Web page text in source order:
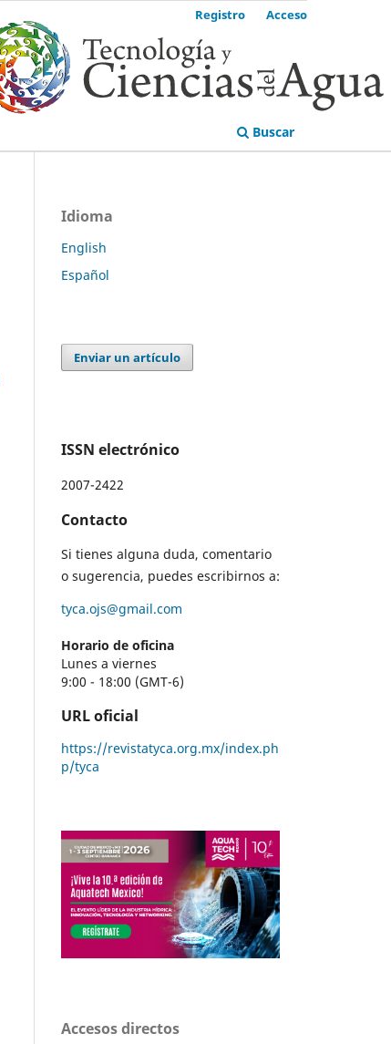
Buscar
Registro Acceso
Idioma
English
Español
Enviar un artículo
ISSN electrónico
2007-2422
Contacto
Si tienes alguna duda, comentario
o sugerencia, puedes escribirnos a:
tyca.ojs@gmail.com
Horario de oficina
Lunes a viernes
9:00 - 18:00 (GMT-6)
URL oficial
https://revistatyca.org.mx/index.ph
p/tyca
Accesos directos